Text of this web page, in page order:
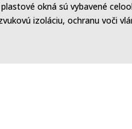
okná sú vybavené
izoláciu, ochranu voči